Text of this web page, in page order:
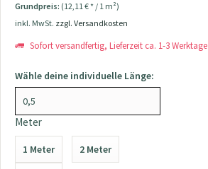
Grundpreis: (12,11 € * / 1 m²)
inkl. MwSt. zzgl. Versandkosten
Sofort versandfertig, Lieferzeit ca. 1-3 Werktage
Wähle deine individuelle Länge:
Meter
1 Meter 2 Meter